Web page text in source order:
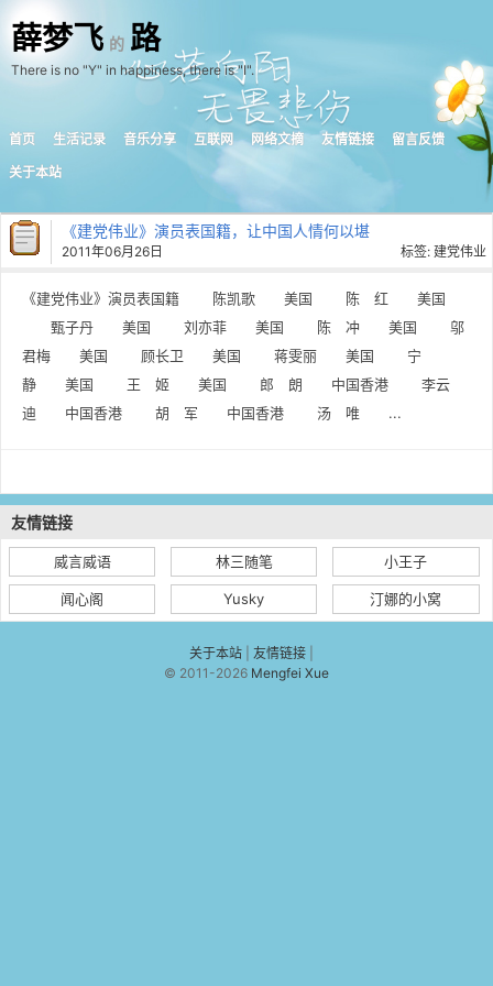
薛梦飞 的 路
There is no "Y" in happiness, there is "I".
首页 生活记录 音乐分享 互联网 网络文摘 友情链接
留言反馈
关于本站
《建党伟业》演员表国籍，让中国人情何以堪
2011年06月26日 标签: 建党伟业
《建党伟业》演员表国籍 陈凯歌 美国 陈 红 美国
甄子丹 美国 刘亦菲 美国 陈 冲 美国 邬
君梅 美国 顾长卫 美国 蒋雯丽 美国 宁
静 美国 王 姬 美国 郎 朗 中国香港 李云
迪 中国香港 胡 军 中国香港 汤 唯 ...
友情链接
威言威语 林三随笔 小王子
闻心阁 Yusky 汀娜的小窝
关于本站 友情链接
© 2011-2026 Mengfei Xue